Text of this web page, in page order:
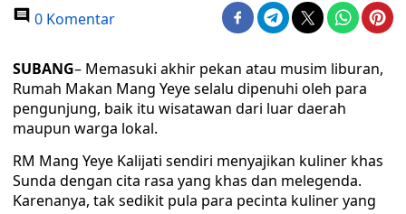
0 Komentar
SUBANG– Memasuki akhir pekan atau musim liburan,
Rumah Makan Mang Yeye selalu dipenuhi oleh para
pengunjung, baik itu wisatawan dari luar daerah
maupun warga lokal.
RM Mang Yeye Kalijati sendiri menyajikan kuliner khas
Sunda dengan cita rasa yang khas dan melegenda.
Karenanya, tak sedikit pula para pecinta kuliner yang